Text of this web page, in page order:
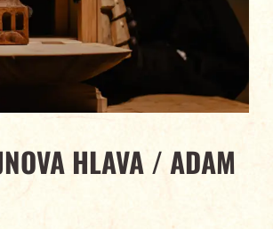
HLAVA / ADAM